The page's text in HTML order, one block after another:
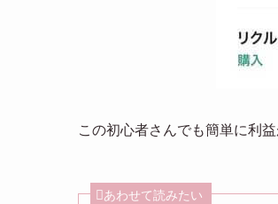
この初心者さんでも簡単に利
あわせて読みたい